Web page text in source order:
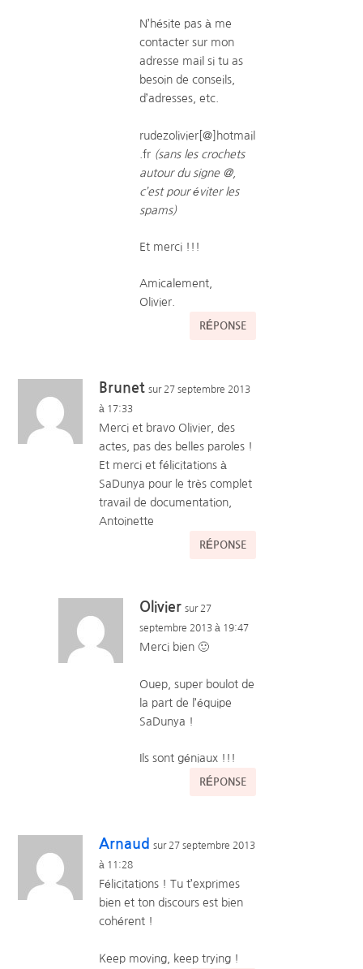
N’hésite pas à me
contacter sur mon
adresse mail si tu as
besoin de conseils,
d’adresses, etc.
rudezolivier[@]hotmail
.fr (sans les crochets
autour du signe @,
c’est pour éviter les
spams)
Et merci !!!
Amicalement,
Olivier.
RÉPONSE
Brunet sur 27 septembre 2013
à 17:33
Merci et bravo Olivier, des
actes, pas des belles paroles !
Et merci et félicitations à
SaDunya pour le très complet
travail de documentation,
Antoinette
RÉPONSE
Olivier sur 27
septembre 2013 à 19:47
Merci bien 🙂
Ouep, super boulot de
la part de l’équipe
SaDunya !
Ils sont géniaux !!!
RÉPONSE
Arnaud
sur 27 septembre 2013
à 11:28
Félicitations ! Tu t’exprimes
bien et ton discours est bien
cohérent !
Keep moving, keep trying !